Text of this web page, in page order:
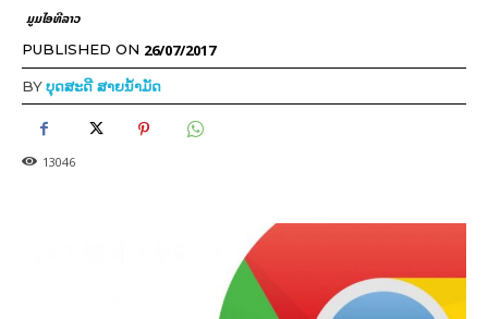
ມູມໄອທີລາວ
PUBLISHED ON 26/07/2017
BYບຸດສະດີ ສາຍນ້ຳມັດ
13046